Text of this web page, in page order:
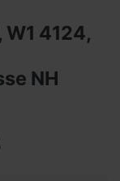
4124,
NH